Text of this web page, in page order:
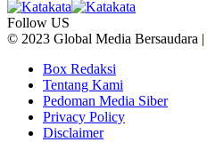
Follow US
© 2023 Global Media Bersaudara |
Box Redaksi
Tentang Kami
Pedoman Media Siber
Privacy Policy
Disclaimer